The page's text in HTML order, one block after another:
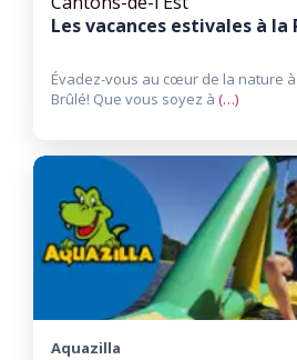
Les vacances estivales à la
Évadez-vous au cœur de la nature
Brûlé! Que vous soyez à (…)
Aquazilla